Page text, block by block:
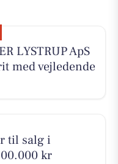
LYSTRUP ApS
med vejledende
til salg i
kr